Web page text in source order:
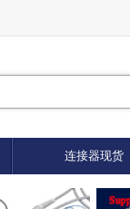
连接器现货